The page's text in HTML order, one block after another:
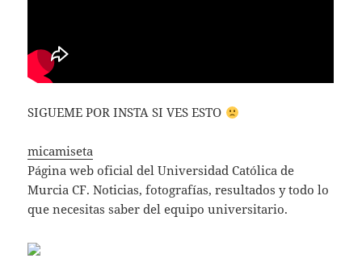
SIGUEME POR INSTA SI VES ESTO
micamiseta
Página web oficial del Universidad Católica de
Murcia CF. Noticias, fotografías, resultados y todo lo
que necesitas saber del equipo universitario.